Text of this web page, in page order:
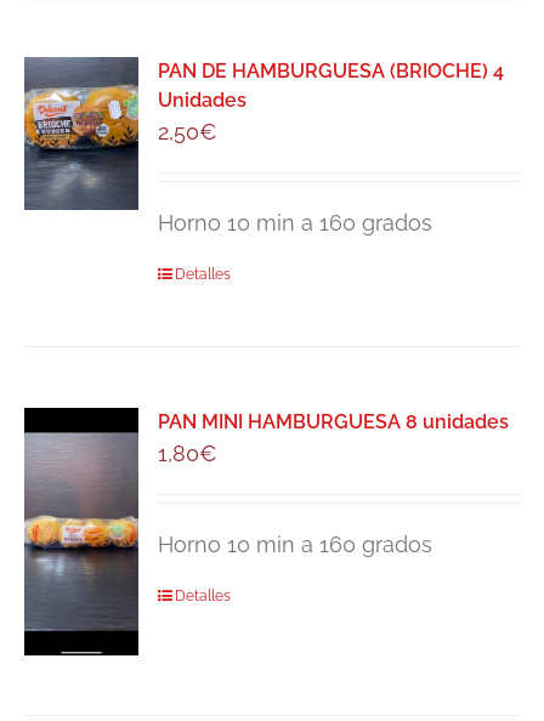
PAN DE HAMBURGUESA (BRIOCHE) 4
Unidades
2,50€
Horno 10 min a 160 grados
Detalles
PAN MINI HAMBURGUESA 8 unidades
1,80€
Horno 10 min a 160 grados
Detalles